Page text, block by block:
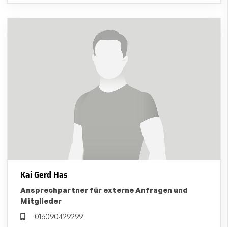
Kai Gerd Has
Ansprechpartner für externe Anfragen und
Mitglieder
016090429299